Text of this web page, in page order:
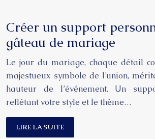
Créer un support
gâteau de mariage
Le jour du mariage, chaque détail
majestueux symbole de l’union,
hauteur de l’événement. Un
reflétant votre style et le thème…
LIRE LA SUITE